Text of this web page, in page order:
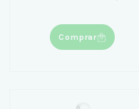
Comprar